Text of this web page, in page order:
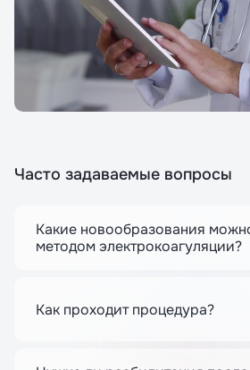
Часто задаваемые вопросы
Какие новообразования
методом электрокоагуляции?
Метод безопасен и позволяет
Как проходит процедура?